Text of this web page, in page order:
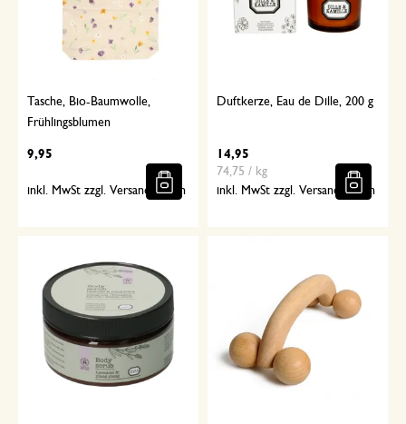
Tasche, Bio-Baumwolle,
Frühlingsblumen
9,95
inkl. MwSt zzgl. Versandkosten
Duftkerze, Eau de Dille, 200 g
14,95
74,75 / kg
inkl. MwSt zzgl. Versandkosten